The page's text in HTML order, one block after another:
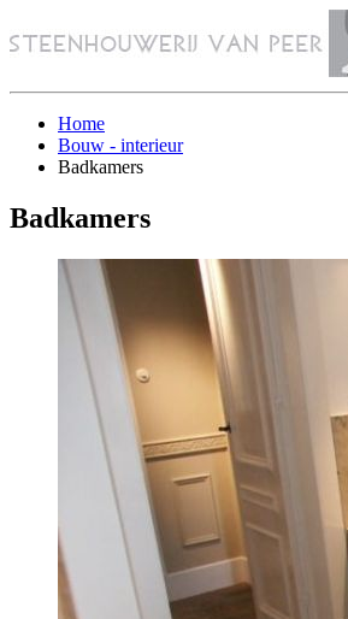
Home
Bouw - interieur
Badkamers
Badkamers